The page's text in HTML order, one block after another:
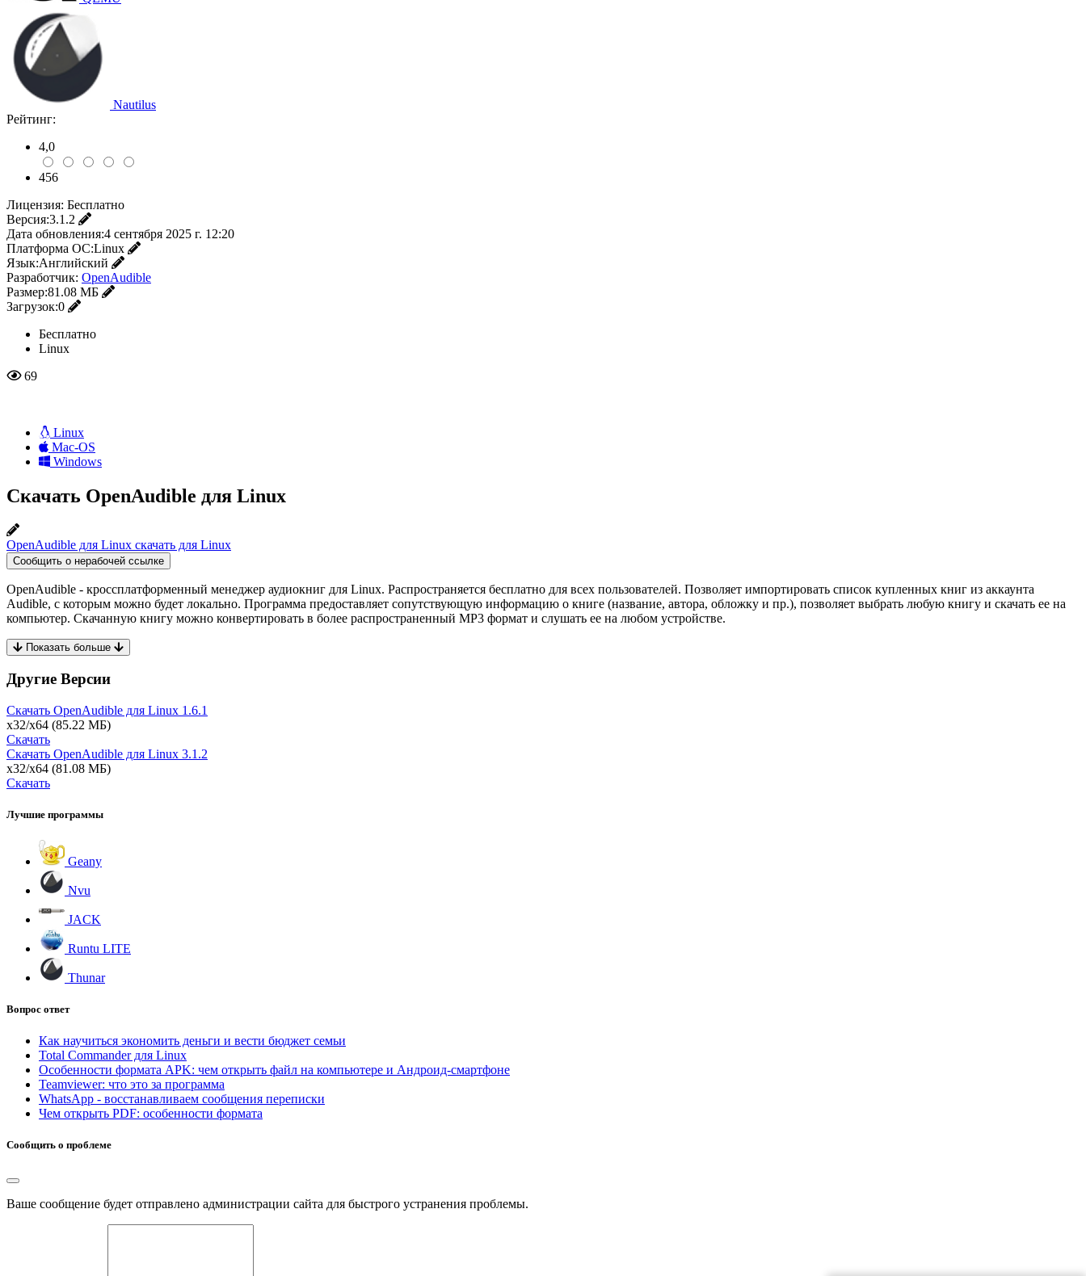
Nautilus
Рейтинг:
4,0
456
Лицензия: Бесплатно
Версия:3.1.2
Дата обновления:4 сентября 2025 г. 12:20
Платформа ОС:Linux
Язык:Английский
Разработчик: OpenAudible
Размер:81.08 МБ
Загрузок:0
Бесплатно
Linux
69
Linux
Mac-OS
Windows
Скачать OpenAudible для Linux
OpenAudible для Linux скачать для Linux
Сообщить о нерабочей ссылке
OpenAudible - кроссплатформенный менеджер аудиокниг для Linux. Распространяется бесплатно для всех пользователей. Позволяет импортировать список купленных книг из аккаунта
Audible, с которым можно будет локально. Программа предоставляет сопутствующую информацию о книге (название, автора, обложку и пр.), позволяет выбрать любую книгу и скачать ее на
компьютер. Скачанную книгу можно конвертировать в более распространенный MP3 формат и слушать ее на любом устройстве.
Показать больше
Другие Версии
Скачать OpenAudible для Linux 1.6.1
x32/x64 (85.22 МБ)
Скачать
Скачать OpenAudible для Linux 3.1.2
x32/x64 (81.08 МБ)
Скачать
Лучшие программы
Geany
Nvu
JACK
Runtu LITE
Thunar
Вопрос ответ
Как научиться экономить деньги и вести бюджет семьи
Total Commander для Linux
Особенности формата APK: чем открыть файл на компьютере и Андроид-смартфоне
Teamviewer: что это за программа
WhatsApp - восстанавливаем сообщения переписки
Чем открыть PDF: особенности формата
Сообщить о проблеме
Ваше сообщение будет отправлено администрации сайта для быстрого устранения проблемы.